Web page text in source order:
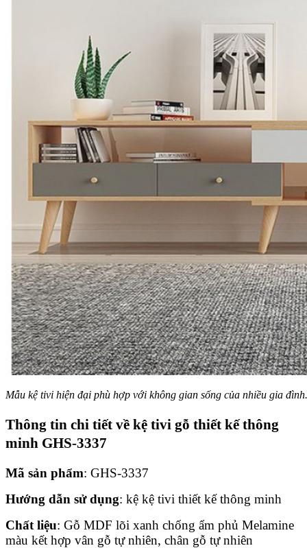
Mẫu kệ tivi hiện đại phù hợp với không gian sống của nhiều gia đình.
Thông tin chi tiết về kệ tivi gỗ thiết kế thông
minh GHS-3337
Mã sản phẩm: GHS-3337
Hướng dẫn sử dụng: kệ kệ tivi thiết kế thông minh
Chất liệu: Gỗ MDF lõi xanh chống ẩm phủ Melamine
màu kết hợp vân gỗ tự nhiên, chân gỗ tự nhiên